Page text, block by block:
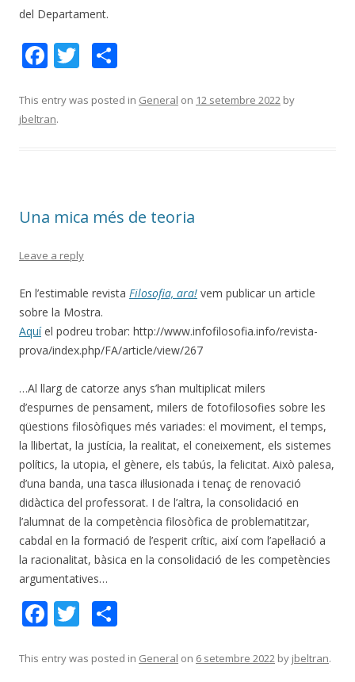
del Departament.
F
e
b
k
T
itt m
ix
This entry was posted in General on 12 setembre 2022 by
jbeltran.
Una mica més de teoria
Leave a reply
En l’estimable revista Filosofia, ara! vem publicar un article
sobre la Mostra.
Aquíel podreu trobar: http://www.infofilosofia.info/revista-
prova/index.php/FA/article/view/267
…Al llarg de catorze anys s’han multiplicat milers
d’espurnes de pensament, milers de fotofilosofies sobre les
qüestions filosòfiques més variades: el moviment, el temps,
la llibertat, la justícia, la realitat, el coneixement, els sistemes
polítics, la utopia, el gènere, els tabús, la felicitat. Això palesa,
d’una banda, una tasca il·lusionada i tenaç de renovació
didàctica del professorat. I de l’altra, la consolidació en
l’alumnat de la competència filosòfica de problematitzar,
cabdal en la formació de l’esperit crític, així com l’apel·lació a
la racionalitat, bàsica en la consolidació de les competències
argumentatives…
F
e
T
itt m
This entry was posted in General on 6 setembre 2022 by jbeltran.